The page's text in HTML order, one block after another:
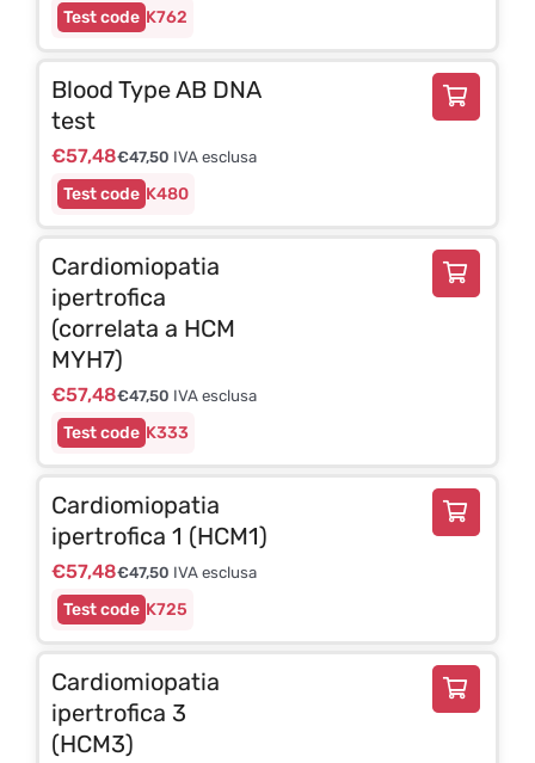
K762
K480
Blood Type AB DNA
test
€57,48€47,50 IVA esclusa
K333
Cardiomiopatia
ipertrofica
(correlata a HCM
MYH7)
€57,48€47,50 IVA esclusa
K725
Cardiomiopatia
ipertrofica 1 (HCM1)
€57,48€47,50 IVA esclusa
Cardiomiopatia
ipertrofica 3
(HCM3)